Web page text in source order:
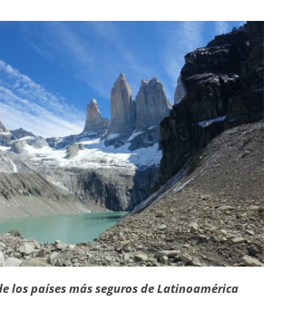
los países más seguros de Latinoamérica